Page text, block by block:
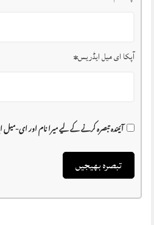
آپکا ای میل ایڈریس*
آئیندہ تبصرہ کرنے کے لیے میرا نام اور ای-